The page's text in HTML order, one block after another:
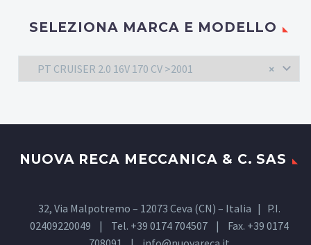
SELEZIONA MARCA E MODELLO
×
PT CRUISER 2.0 16V 170 CV >2001
NUOVA RECA MECCANICA & C. SAS
32, Via Malpotremo – 12073 Ceva (CN) – Italia | P.I.
02409220049 | Tel. +39 0174 704507 | Fax. +39 0174